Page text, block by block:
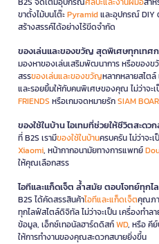
ขาตั้งไม้บนโต๊ะPyramidและอุปกรณ์ DIY
สร้างสรรค์ได้อย่างไร้ขีดจำกัด
ของเล่นและของขวัญ สุดพิเศษทุกเทศ
มองหาของเล่นเสริมพัฒนาการ หรือของข
สรรของเล่นและของขวัญหลากหลายสไตล์
และรอยยิ้มให้กับคนพิเศษของคุณ ไม่ว่าจะ
FRIENDS หรือเกมจดหมายรักSIAM
ของใช้ในบ้าน ไอเทมที่ช่วยให้ชีวิตสะดว
ที่ B2S เรามีของใช้ในบ้านครบครัน ไม่ว่าจะ
Xiaomi, หน้ากากอนามัยทางการแพทย์
ให้คุณเลือกสรร
ไอทีและแก็ดเจ็ต ล้ำสมัย ตอบโจทย์ทุกไ
B2S ได้คัดสรรสินค้าไอทีและแก็ดเจ็ตคุณภา
ทุกไลฟ์สไตล์ดิจิทัล ไม่ว่าจะเป็น เครื่องทำลา
ข้อมูล, เอ็กซ์เทอนัลฮาร์ดดิสก์WD, หรือ คีย์
ให้การทำงานของคุณสะดวกสบายยิ่งขึ้น